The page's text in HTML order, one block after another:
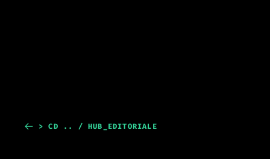
> CD .. / HUB_EDITORIALE